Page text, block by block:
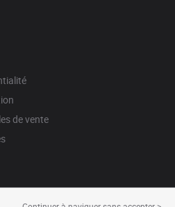
de vente